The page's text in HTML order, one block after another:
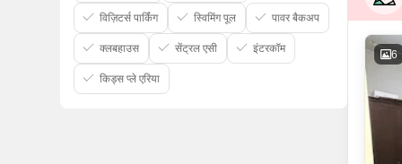
6
विज़िटर्स पार्किंग स्विमिंग पूल पावर बैकअप
क्लबहाउस सेंट्रल एसी इंटरकॉम
किड्स प्ले एरिया